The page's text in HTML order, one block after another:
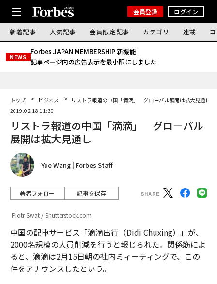
会員登録 ログイン
新着記事 人気記事 会員限定記事 カテゴリ 連載
NEWS
Forbes JAPAN MEMBERSHIP 新機能｜
記事ページ内の広告表示を最小限にしました
トップ ビジネス
リストラ報道の中国「滴滴」 グローバル展開は拡大見通し
2019.02.18 11:30
リストラ報道の中国「滴滴」 グローバル
展開は拡大見通し
Yue Wang | Forbes Staff
著者フォロー 記事を保存
Piotr Swat / Shutterstock.com
中国の配車サービス「滴滴出行（Didi Chuxing）」が、
2000名規模の人員削減を行うと報じられた。関係筋によ
ると、滴滴は2月15日朝の社内ミィーティングで、この
件をアナウンスしたという。